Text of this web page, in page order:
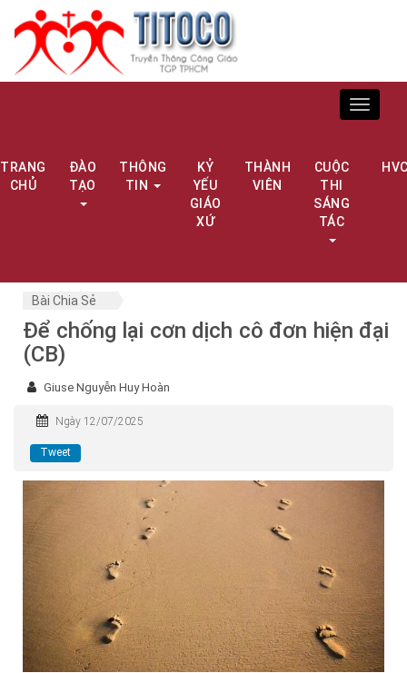
Toggle
TRANG
CHỦ
ĐÀO
TẠO
THÔNG
TIN
KỶ
YẾU
GIÁO
XỨ
THÀNH
VIÊN
CUỘC
THI
SÁNG
TÁC
Bài Chia Sẻ
Để chống lại cơn dịch cô đơn hiện đại
(CB)
Giuse Nguyễn Huy Hoàn
Ngày 12/07/2025
Tweet